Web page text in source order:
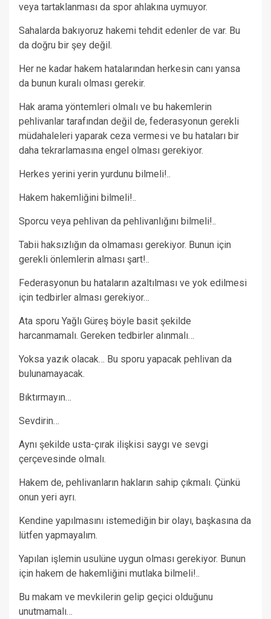
veya tartaklanması da spor ahlakına uymuyor.
Sahalarda bakıyoruz hakemi tehdit edenler de var. Bu
da doğru bir şey değil.
Her ne kadar hakem hatalarından herkesin canı yansa
da bunun kuralı olması gerekir.
Hak arama yöntemleri olmalı ve bu hakemlerin
pehlivanlar tarafından değil de, federasyonun gerekli
müdahaleleri yaparak ceza vermesi ve bu hataları bir
daha tekrarlamasına engel olması gerekiyor.
Herkes yerini yerin yurdunu bilmeli!..
Hakem hakemliğini bilmeli!..
Sporcu veya pehlivan da pehlivanlığını bilmeli!..
Tabii haksızlığın da olmaması gerekiyor. Bunun için
gerekli önlemlerin alması şart!..
Federasyonun bu hataların azaltılması ve yok edilmesi
için tedbirler alması gerekiyor…
Ata sporu Yağlı Güreş böyle basit şekilde
harcanmamalı. Gereken tedbirler alınmalı…
Yoksa yazık olacak… Bu sporu yapacak pehlivan da
bulunamayacak.
Bıktırmayın…
Sevdirin…
Aynı şekilde usta-çırak ilişkisi saygı ve sevgi
çerçevesinde olmalı.
Hakem de, pehlivanların hakların sahip çıkmalı. Çünkü
onun yeri ayrı.
Kendine yapılmasını istemediğin bir olayı, başkasına da
lütfen yapmayalım.
Yapılan işlemin usulüne uygun olması gerekiyor. Bunun
için hakem de hakemliğini mutlaka bilmeli!..
Bu makam ve mevkilerin gelip geçici olduğunu
unutmamalı…